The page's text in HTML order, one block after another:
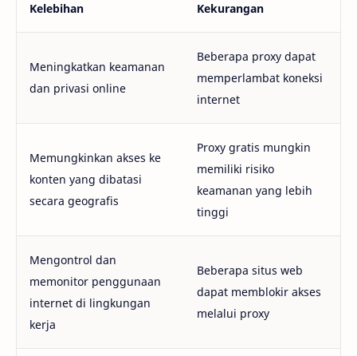
Kelebihan Kekurangan
Meningkatkan keamanan
dan privasi online
Beberapa proxy dapat
memperlambat koneksi
internet
Memungkinkan akses ke
konten yang dibatasi
secara geografis
Proxy gratis mungkin
memiliki risiko
keamanan yang lebih
tinggi
Mengontrol dan
memonitor penggunaan
internet di lingkungan
kerja
Beberapa situs web
dapat memblokir akses
melalui proxy